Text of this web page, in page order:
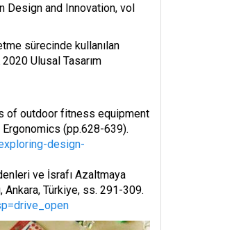
Design and Innovation, vol
sürecinde kullanılan
Ulusal Tasarım
of outdoor fitness equipment
(pp.628-639).
design-
ve İsrafı Azaltmaya
Ankara, Türkiye, ss. 291-309.